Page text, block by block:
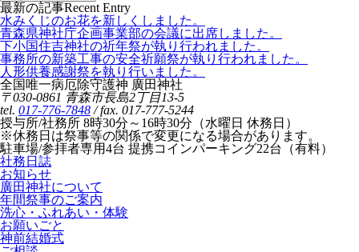
最新の記事Recent Entry
水みくじのお花を新しくしました。
青森県神社庁企画事業部の会議に出席しました。
下小国住吉神社の祈年祭が執り行われました。
事務所の新築工事の安全祈願祭が執り行われました。
人形供養感謝祭を執り行いました。
全国唯一病厄除守護神 廣田神社
〒030-0861 青森市長島2丁目13-5
tel. 017-776-7848 / fax. 017-777-5244
授与所/社務所 8時30分～16時30分（水曜日 休務日）
※休務日は祭事等の関係で変更になる場合があります。
駐車場/参拝者専用4台 提携コインパーキング22台（有料）
社務日誌
お知らせ
廣田神社について
年間祭事のご案内
洗心・ふれあい・体験
お願いごと
神前結婚式